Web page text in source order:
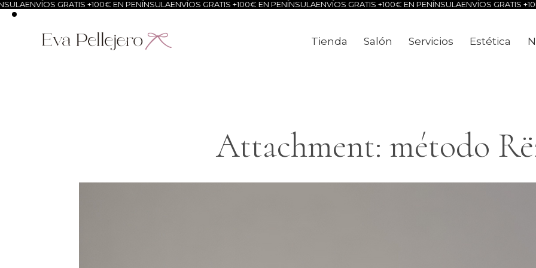
ENVÍOS GRATIS +100€ EN PENÍNSULAENVÍOS GRATIS +100€ EN PENÍNSULAENVÍOS GRATIS +100€ EN PENÍNSULAENVÍOS GRATIS +100€
Tienda Salón Servicios Estética
Attachment: método